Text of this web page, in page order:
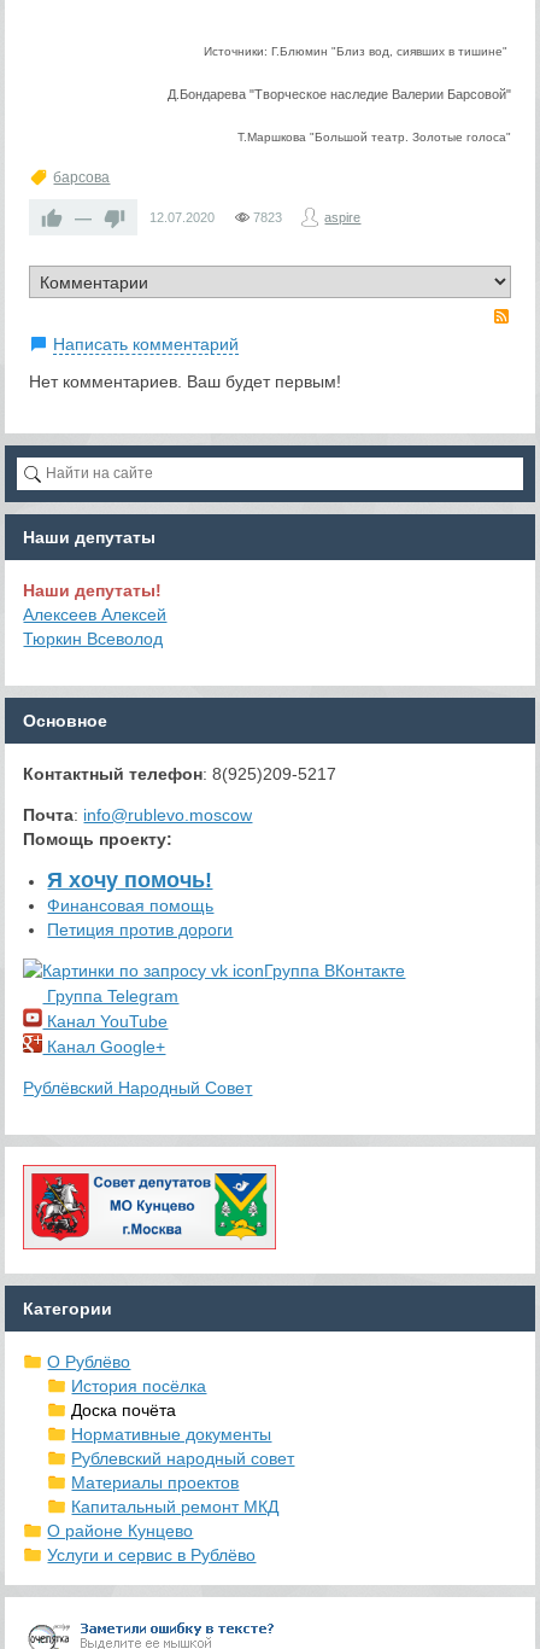
Источники: Г.Блюмин "Близ вод, сиявших в тишине"
Д.Бондарева "Творческое наследие Валерии Барсовой"
Т.Маршкова "Большой театр. Золотые голоса"
барсова
— 12.07.2020 7823 aspire
Написать комментарий
Нет комментариев. Ваш будет первым!
Наши депутаты
Наши депутаты!
Алексеев Алексей
Тюркин Всеволод
Основное
Контактный телефон: 8(925)209-5217
Почта: info@rublevo.moscow
Помощь проекту:
Я хочу помочь!
Финансовая помощь
Петиция против дороги
Группа ВКонтакте
Группа Telegram
Канал YouTube
Канал Google+
Рублёвский Народный Совет
Категории
О Рублёво
История посёлка
Доска почёта
Нормативные документы
Рублевский народный совет
Материалы проектов
Капитальный ремонт МКД
О районе Кунцево
Услуги и сервис в Рублёво